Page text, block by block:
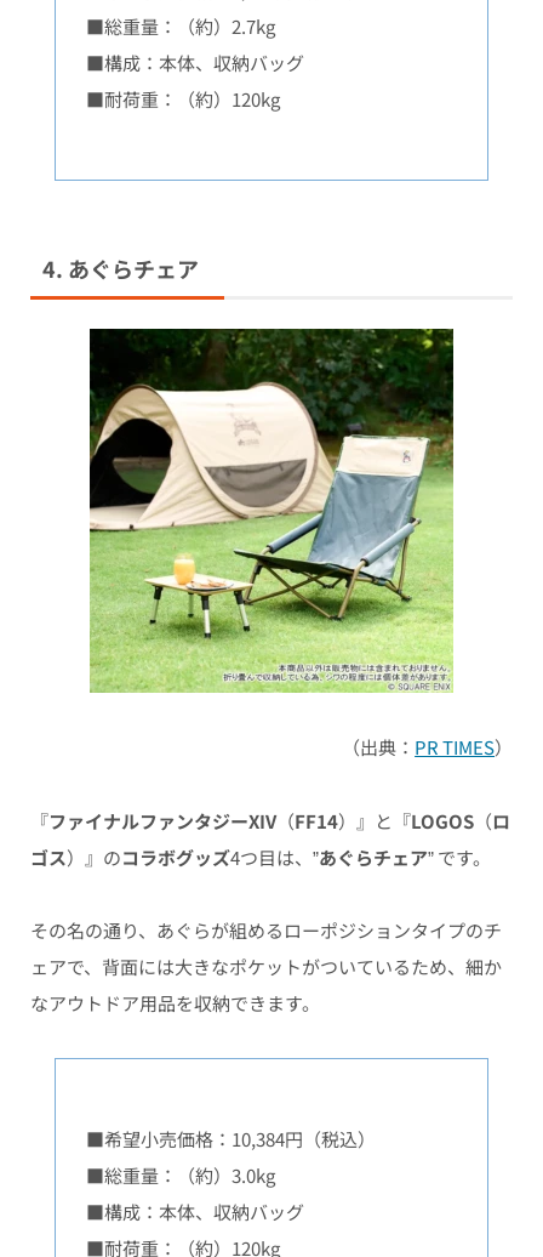
■総重量：（約）2.7kg
■構成：本体、収納バッグ
■耐荷重：（約）120kg
4. あぐらチェア
（出典： PR TIMES）
『ファイナルファンタジーXIV（FF14）』と『LOGOS（ロ
ゴス）』のコラボグッズ4つ目は、”あぐらチェア” です。
その名の通り、あぐらが組めるローポジションタイプのチ
ェアで、背面には大きなポケットがついているため、細か
なアウトドア用品を収納できます。
■希望小売価格：10,384円（税込）
■総重量：（約）3.0kg
■構成：本体、収納バッグ
■耐荷重：（約）120kg